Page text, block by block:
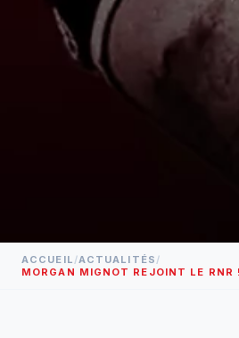
ACCUEIL /ACTUALITÉS /
MORGAN MIGNOT REJOINT LE RNR !